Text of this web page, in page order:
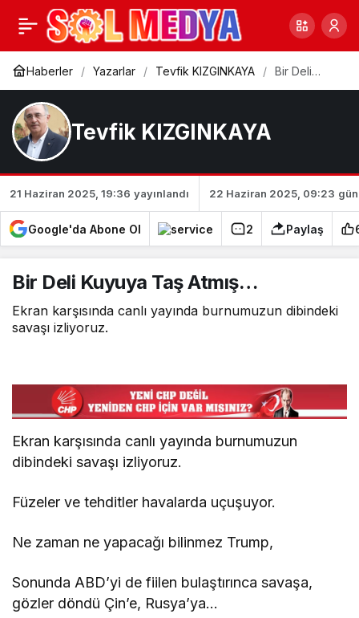
Haberler Yazarlar Tevfik KIZGINKAYA
Bir Deli
Tevfik KIZGINKAYA
21 Haziran 2025, 19:36 yayınlandı 22 Haziran 2025, 09:23
Google'da Abone Ol 2 Paylaş
Bir Deli Kuyuya Taş Atmış…
Ekran karşısında canlı yayında burnumuzun dibindeki
savaşı izliyoruz.
Ekran karşısında canlı yayında burnumuzun
dibindeki savaşı izliyoruz.
Füzeler ve tehditler havalarda uçuşuyor.
Ne zaman ne yapacağı bilinmez Trump,
Sonunda ABD’yi de fiilen bulaştırınca savaşa,
gözler döndü Çin’e, Rusya’ya…
“Dönen Dönsün, Biz
Dönmeyiz Bu Yoldan!”
0 Paylaş